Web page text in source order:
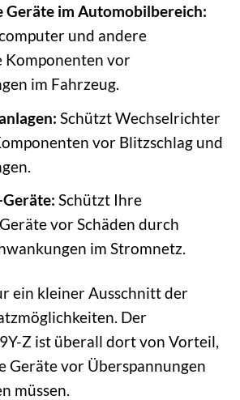
Geräte im Automobilbereich:
und andere
Komponenten vor
im Fahrzeug.
Schützt Wechselrichter
vor Blitzschlag und
Schützt Ihre
vor Schäden durch
im Stromnetz.
ein kleiner Ausschnitt der
Der
Z ist überall dort von Vorteil,
Geräte vor Überspannungen
müssen.